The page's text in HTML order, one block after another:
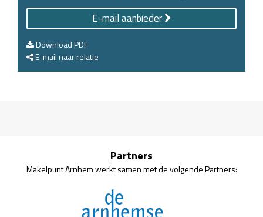
E-mail aanbieder
Download PDF
E-mail naar relatie
Partners
Makelpunt Arnhem werkt samen met de volgende Partners: